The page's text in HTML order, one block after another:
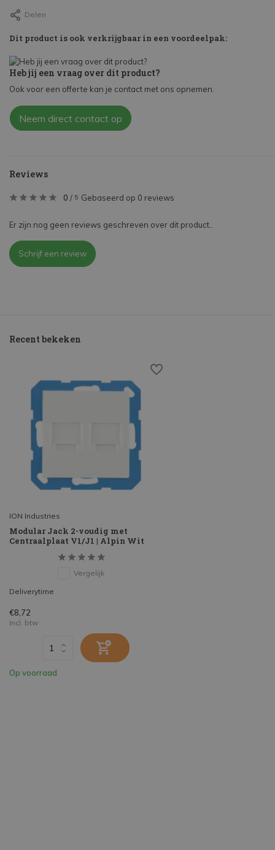
Delen
Dit product is ook verkrijgbaar in een voordeelpak:
Heb jij een vraag over dit product?
Ook voor een offerte kan je contact met ons opnemen.
Neem direct contact op
Reviews
0 / 5 Gebaseerd op 0 reviews
Er zijn nog geen reviews geschreven over dit product..
Schrijf een review
Recent bekeken
ION Industries
Modular Jack 2-voudig met
Centraalplaat V1/J1 | Alpin Wit
Vergelijk
Deliverytime
€8,72
Incl. btw
Op voorraad